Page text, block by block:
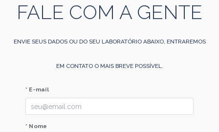
FALE COM A GENTE
ENVIE SEUS DADOS OU DO SEU LABORATÓRIO ABAIXO, ENTRAREMOS
EM CONTATO O MAIS BREVE POSSÍVEL.
* E-mail
* Nome